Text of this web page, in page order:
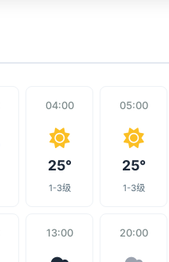
04:00
25°
1-3级
05:00
25°
1-3级
13:00 20:00